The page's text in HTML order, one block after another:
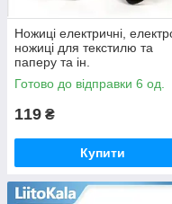
Ножиці електричні,
ножиці для текстилю та
паперу та ін.
Готово до відправки 6 од.
119 ₴
Купити